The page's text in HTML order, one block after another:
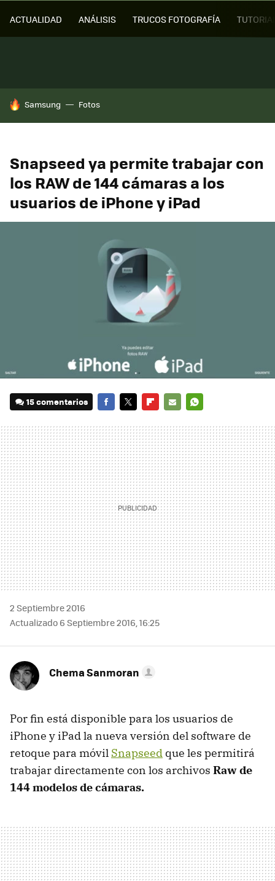
ACTUALIDAD ANÁLISIS TRUCOS FOTOGRAFÍA
HOY SE HABLA DE
Samsung Fotos
Snapseed ya permite trabajar con
los RAW de 144 cámaras a los
usuarios de iPhone y iPad
15 comentarios
MAIL
2 Septiembre 2016
Actualizado 6 Septiembre 2016, 16:25
Chema Sanmoran
Por fin está disponible para los usuarios de
iPhone y iPad la nueva versión del software de
retoque para móvil Snapseed que les permitirá
trabajar directamente con los archivos Raw de
144 modelos de cámaras.